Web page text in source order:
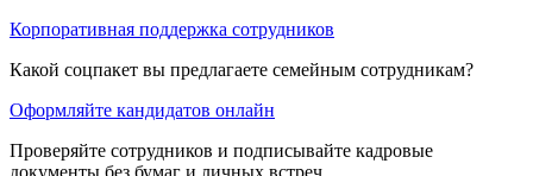
Корпоративная поддержка сотрудников
Какой соцпакет вы предлагаете семейным сотрудникам?
Оформляйте кандидатов онлайн
Проверяйте сотрудников и подписывайте кадровые
документы без бумаг и личных встреч